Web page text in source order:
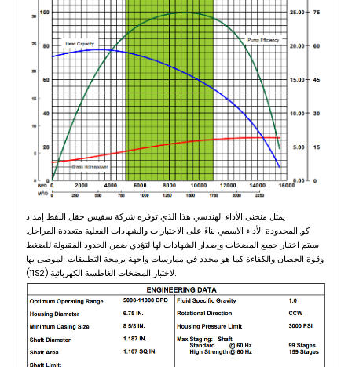
يمثل منحنى الأداء الهندسي هذا الذي توفره شركة سفيس حقل النفط إمداد
كو.,المحدودة الأداء الاسمي بناءً على الاختبارات والشهادات الفعلية متعددة المراحل.
سيتم اختبار جميع المضخات وإصدار الشهادات لها لتؤدي ضمن الحدود المقبولة للضغط
وقوة الحصان والكفاءة كما هو محدد في ممارسات واجهة برمجة التطبيقات الموصى بها
(11S2) لاختبار المضخات الغاطسة الكهربائية.